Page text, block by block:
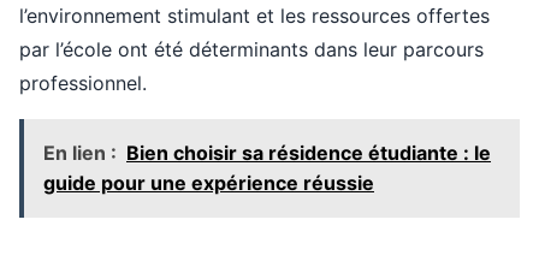
l’environnement stimulant et les ressources offertes
par l’école ont été déterminants dans leur parcours
professionnel.
En lien : Bien choisir sa résidence étudiante : le
guide pour une expérience réussie